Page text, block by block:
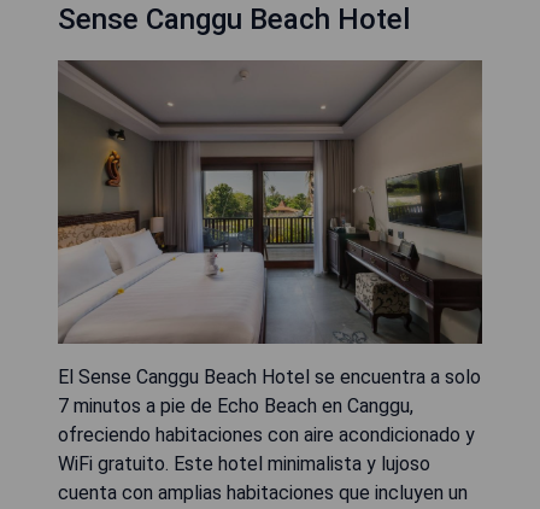
Sense Canggu Beach Hotel
El Sense Canggu Beach Hotel se encuentra a solo
7 minutos a pie de Echo Beach en Canggu,
ofreciendo habitaciones con aire acondicionado y
WiFi gratuito. Este hotel minimalista y lujoso
cuenta con amplias habitaciones que incluyen un